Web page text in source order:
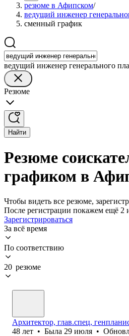
резюме в Афипском/
ведущий инженер
сменный график
ведущий инженер генерального
Резюме
Найти
Резюме
графиком в
Чтобы видеть все резюме,
После регистрации покажем ещё 2
Зарегистрироваться
За всё время
По соответствию
20 резюме
Архитектор, глав.спец,
48 лет • Была 29 июля •